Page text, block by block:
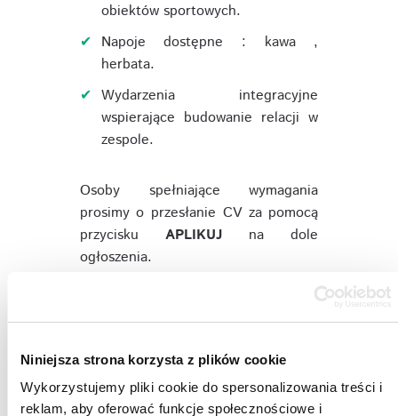
Niniejsza strona korzysta z plików cookie
Wykorzystujemy pliki cookie do spersonalizowania treści i
reklam, aby oferować funkcje społecznościowe i
obiektów sportowych.
Napoje dostępne : kawa ,
herbata.
Wydarzenia integracyjne
wspierające budowanie relacji w
zespole.
Osoby spełniające wymagania
prosimy o przesłanie CV za pomocą
przycisku APLIKUJna dole
ogłoszenia.
danych osobowych zawartych w mojej
realizacji obecnych i przyszłych procesów